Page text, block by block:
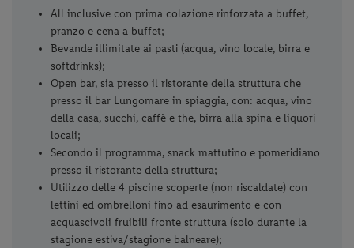
All inclusive con prima colazione rinforzata a buffet,
pranzo e cena a buffet;
Bevande illimitate ai pasti (acqua, vino locale, birra e
softdrinks);
Open bar, sia presso il ristorante della struttura che
presso il bar Lungomare in spiaggia, con: acqua, vino
della casa, succhi, caffè e the, birra alla spina e liquori
locali;
Secondo il programma, snack mattutino e pomeridiano
presso il ristorante della struttura;
Utilizzo delle 4 piscine scoperte (non riscaldate) con
lettini ed ombrelloni fino ad esaurimento e con
acquascivoli fruibili fronte struttura (solo durante la
stagione estiva/stagione balneare);